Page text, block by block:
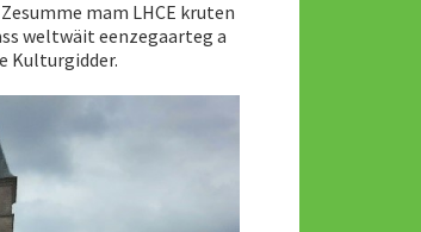
mam LHCE kruten
weltwäit eenzegaarteg a
Kulturgidder.